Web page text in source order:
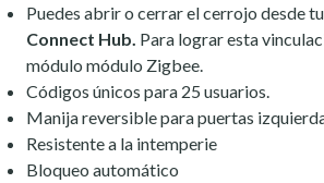
Puedes abrir o cerrar el cerrojo desde
Connect Hub. Para lograr esta
módulo módulo Zigbee.
Códigos únicos para 25 usuarios.
Manija reversible para puertas
Resistente a la intemperie
Bloqueo automático